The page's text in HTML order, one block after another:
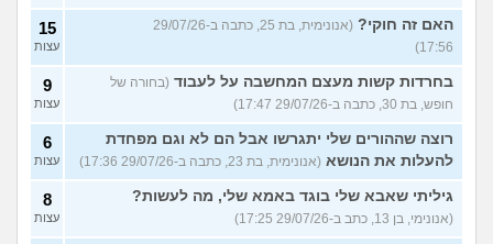
האם זה חוקי?
(אנונימית, בת 25, כתבה ב-29/07/26
17:56)
15
עצות
בחרדות קשות מעצם המחשבה על לעבוד (בחורה של
חופש, בת 30, כתבה ב-29/07/26 17:47)
9
עצות
רוצה שההורים שלי יתגרשו אבל הם לא וגם מפחדת
להעלות את הנושא (אנונימית, בת 23, כתבה ב-29/07/26 17:36)
6
עצות
גיליתי שאבא שלי בוגד באמא שלי, מה לעשות?
(אנונימי, בן 13, כתב ב-29/07/26 17:25)
8
עצות